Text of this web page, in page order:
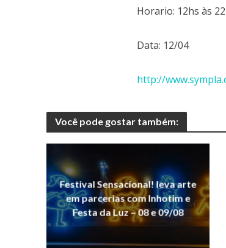
Horario: 12hs às
Data: 12/04
http://
Você pode gostar também:
Festival Sensacional! leva arte
em parcerias com Inhotim e
Festa da Luz – 08 e 09/08